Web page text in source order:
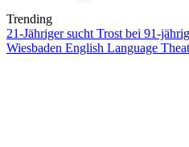
Trending
21-Jähriger sucht Trost bei 91-
Wiesbaden English Language